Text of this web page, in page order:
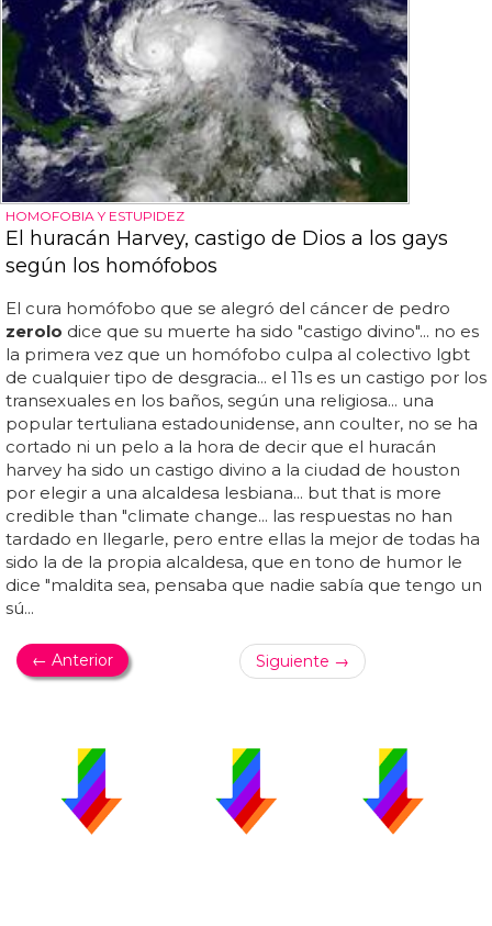
HOMOFOBIA Y ESTUPIDEZ
El huracán Harvey, castigo de Dios a los gays
según los homófobos
El cura homófobo que se alegró del cáncer de pedro
zerolo dice que su muerte ha sido "castigo divino"... no es
la primera vez que un homófobo culpa al colectivo lgbt
de cualquier tipo de desgracia... el 11s es un castigo por los
transexuales en los baños, según una religiosa... una
popular tertuliana estadounidense, ann coulter, no se ha
cortado ni un pelo a la hora de decir que el huracán
harvey ha sido un castigo divino a la ciudad de houston
por elegir a una alcaldesa lesbiana... but that is more
credible than "climate change... las respuestas no han
tardado en llegarle, pero entre ellas la mejor de todas ha
sido la de la propia alcaldesa, que en tono de humor le
dice "maldita sea, pensaba que nadie sabía que tengo un
sú...
← Anterior Siguiente →